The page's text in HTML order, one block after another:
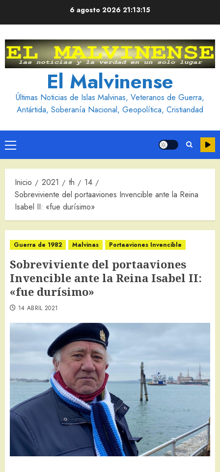
6 agosto 2026 21:13:16
El Malvinense
Últimas Noticias de Islas Malvinas, Veteranos de Guerra,
Antártida, Soberanía Nacional, Geopolítica, Cristiandad
Menú
principal
Inicio 2021 th
14
Sobreviviente del portaaviones Invencible ante la Reina
Isabel II: «fue durísimo»
Guerra de 1982 Malvinas Portaaviones Invencible
Sobreviviente del portaaviones
Invencible ante la Reina Isabel II:
«fue durísimo»
14 ABRIL 2021